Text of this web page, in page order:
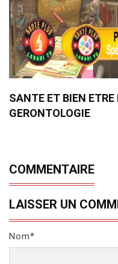
SANTE ET BIEN
GERONTOLOGIE
COMMENTAIRE
LAISSER UN
Nom*